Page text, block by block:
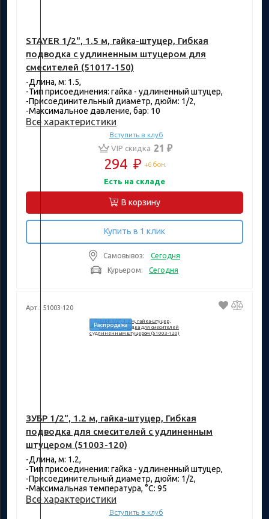
STAYER 1/2", 1.5 м, гайка-штуцер, Гибкая
подводка с удлиненным штуцером для
смесителей (51017-150)
-Длина, м: 1.5,
-Тип присоединения: гайка - удлиненный штуцер,
-Присоединительный диаметр, дюйм: 1/2,
-Максимальное давление, бар: 10
Все характеристики
Вступить в клуб
VIP скидка 21 ₽
294 ₽ +6 бон.
Есть на складе
В корзину
Купить в 1 клик
Самовывоз:
Сегодня
Курьером:
Сегодня
Арт.: 51003-120
Распродажа
ЗУБР 1/2", 1.2 м, гайка-штуцер, Гибкая
подводка для смесителей с удлиненным
штуцером (51003-120)
-Длина, м: 1.2,
-Тип присоединения: гайка - удлиненный штуцер,
-Присоединительный диаметр, дюйм: 1/2,
-Максимальная температура, °C: 95
Все характеристики
Вступить в клуб